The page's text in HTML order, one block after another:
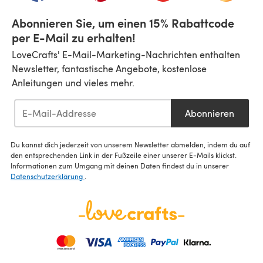
Abonnieren Sie, um einen 15% Rabattcode
per E-Mail zu erhalten!
LoveCrafts' E-Mail-Marketing-Nachrichten enthalten
Newsletter, fantastische Angebote, kostenlose
Anleitungen und vieles mehr.
Abonnieren
Du kannst dich jederzeit von unserem Newsletter abmelden, indem du auf
den entsprechenden Link in der Fußzeile einer unserer E-Mails klickst.
Informationen zum Umgang mit deinen Daten findest du in unserer
Datenschutzerklärung